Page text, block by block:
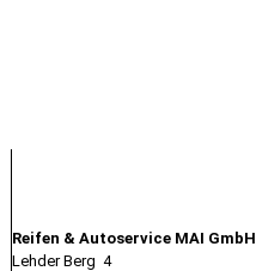
Reifen & Autoservice MAI GmbH
Lehder Berg 4